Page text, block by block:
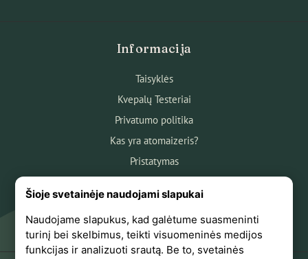
Informacija
Taisyklės
Kvepalų Testeriai
Privatumo politika
Kas yra atomaizeris?
Pristatymas
Apie mus
Atsiliepimai
Šioje svetainėje naudojami slapukai
Naudojame slapukus, kad galėtume suasmeninti
turinį bei skelbimus, teikti visuomeninės medijos
funkcijas ir analizuoti srautą. Be to, svetainės